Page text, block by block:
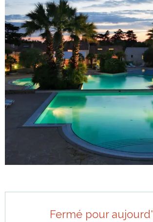
Fermé pour